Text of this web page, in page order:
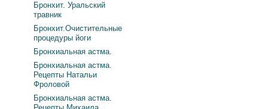
Бронхит. Уральский
травник
Бронхит.Очистительные
процедуры йоги
Бронхиальная астма.
Бронхиальная астма.
Рецепты Натальи
Фроловой
Бронхиальная астма.